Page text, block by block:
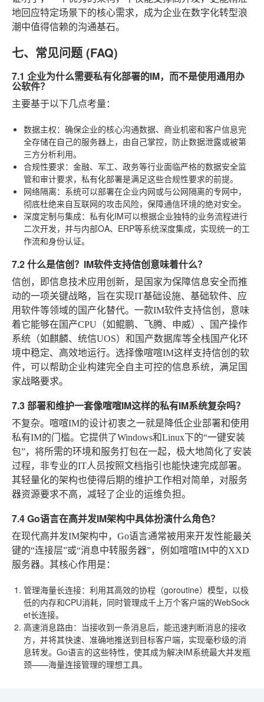
地回应特定场景下的核心需求，成为企业在数字化转型浪
潮中值得信赖的沟通基石。
七、常见问题 (FAQ)
7.1 企业为什么需要私有化部署的IM，而不是使用通用办
公软件？
主要基于以下几点考量：
数据主权：确保企业的核心沟通数据、商业机密和客户信息完
全存储在自己的服务器上，由自己掌控，防止数据泄露或被第
三方分析利用。
合规性要求：金融、军工、政务等行业面临严格的数据安全监
管和审计要求，私有化部署是满足这些合规性要求的前提。
网络隔离：系统可以部署在企业内网或与公网隔离的专网中，
彻底杜绝来自互联网的攻击风险，保障通信环境的绝对安全。
深度定制与集成：私有化IM可以根据企业独特的业务流程进行
二次开发，并与内部OA、ERP等系统深度集成，实现统一的工
作流和身份认证。
7.2 什么是信创？IM软件支持信创意味着什么？
信创，即信息技术应用创新，是国家为保障信息安全而推
动的一项关键战略，旨在实现IT基础设施、基础软件、应
用软件等领域的国产化替代。一款IM软件支持信创，意味
着它能够在国产CPU（如鲲鹏、飞腾、申威）、国产操作
系统（如麒麟、统信UOS）和国产数据库等全栈国产化环
境中稳定、高效地运行。选择像喧喧IM这样支持信创的软
件，可以帮助企业构建完全自主可控的信息系统，满足国
家战略要求。
7.3 部署和维护一套像喧喧IM这样的私有IM系统复杂吗？
不复杂。喧喧IM的设计初衷之一就是降低企业部署和使用
私有IM的门槛。它提供了Windows和Linux下的“一键安装
包”，将所需的环境和服务打包在一起，极大地简化了安装
过程，非专业的IT人员按照文档指引也能快速完成部署。
其轻量化的架构也使得后期的维护工作相对简单，对服务
器资源要求不高，减轻了企业的运维负担。
7.4 Go语言在高并发IM架构中具体扮演什么角色？
在现代高并发IM架构中，Go语言通常被用来开发性能最关
键的“连接层”或“消息中转服务器”，例如喧喧IM中的XXD
服务器。其核心作用是：
管理海量长连接：利用其高效的协程（goroutine）模型，以极
低的内存和CPU消耗，同时管理成千上万个客户端的WebSock
et长连接。
高速消息路由：当接收到一条消息后，能迅速判断消息的接收
方，并将其快速、准确地推送到目标客户端，实现毫秒级的消
息转发。Go语言的这些特性，使其成为解决IM系统最大并发瓶
颈——海量连接管理的理想工具。